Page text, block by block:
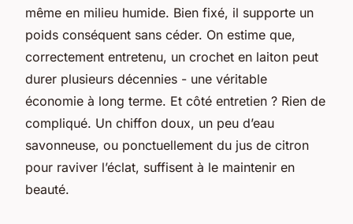
même en milieu humide. Bien fixé, il supporte un
poids conséquent sans céder. On estime que,
correctement entretenu, un crochet en laiton peut
durer plusieurs décennies - une véritable
économie à long terme. Et côté entretien ? Rien de
compliqué. Un chiffon doux, un peu d’eau
savonneuse, ou ponctuellement du jus de citron
pour raviver l’éclat, suffisent à le maintenir en
beauté.